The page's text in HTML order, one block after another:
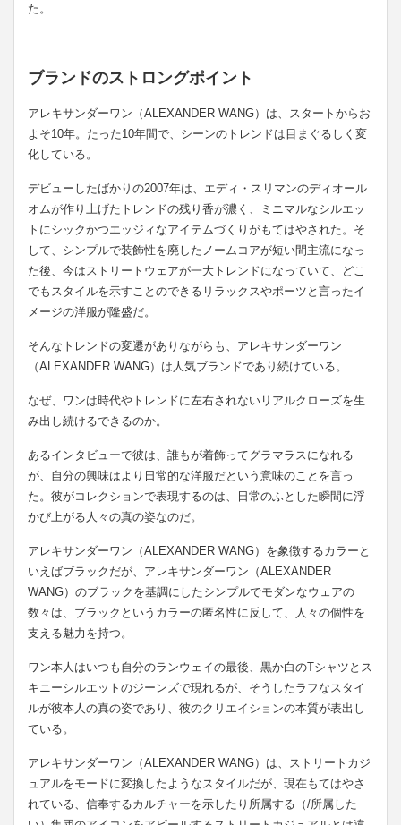
た。
ブランドのストロングポイント
アレキサンダーワン（ALEXANDER WANG）は、スタートからお
よそ10年。たった10年間で、シーンのトレンドは目まぐるしく変
化している。
デビューしたばかりの2007年は、エディ・スリマンのディオール
オムが作り上げたトレンドの残り香が濃く、ミニマルなシルエッ
トにシックかつエッジィなアイテムづくりがもてはやされた。そ
して、シンプルで装飾性を廃したノームコアが短い間主流になっ
た後、今はストリートウェアが一大トレンドになっていて、どこ
でもスタイルを示すことのできるリラックスやポーツと言ったイ
メージの洋服が隆盛だ。
そんなトレンドの変遷がありながらも、アレキサンダーワン
（ALEXANDER WANG）は人気ブランドであり続けている。
なぜ、ワンは時代やトレンドに左右されないリアルクローズを生
み出し続けるできるのか。
あるインタビューで彼は、誰もが着飾ってグラマラスになれる
が、自分の興味はより日常的な洋服だという意味のことを言っ
た。彼がコレクションで表現するのは、日常のふとした瞬間に浮
かび上がる人々の真の姿なのだ。
アレキサンダーワン（ALEXANDER WANG）を象徴するカラーと
いえばブラックだが、アレキサンダーワン（ALEXANDER
WANG）のブラックを基調にしたシンプルでモダンなウェアの
数々は、ブラックというカラーの匿名性に反して、人々の個性を
支える魅力を持つ。
ワン本人はいつも自分のランウェイの最後、黒か白のTシャツとス
キニーシルエットのジーンズで現れるが、そうしたラフなスタイ
ルが彼本人の真の姿であり、彼のクリエイションの本質が表出し
ている。
アレキサンダーワン（ALEXANDER WANG）は、ストリートカジ
ュアルをモードに変換したようなスタイルだが、現在もてはやさ
れている、信奉するカルチャーを示したり所属する（/所属した